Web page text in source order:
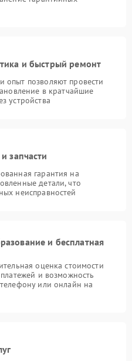
и быстрый ремонт
позволяют провести
в кратчайшие
устройства
запчасти
гарантия на
детали, что
неисправностей
и бесплатная
оценка стоимости
и возможность
или онлайн на